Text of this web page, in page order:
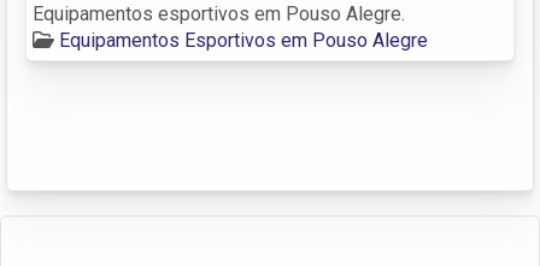
Equipamentos esportivos em Pouso Alegre.
Equipamentos Esportivos em Pouso Alegre